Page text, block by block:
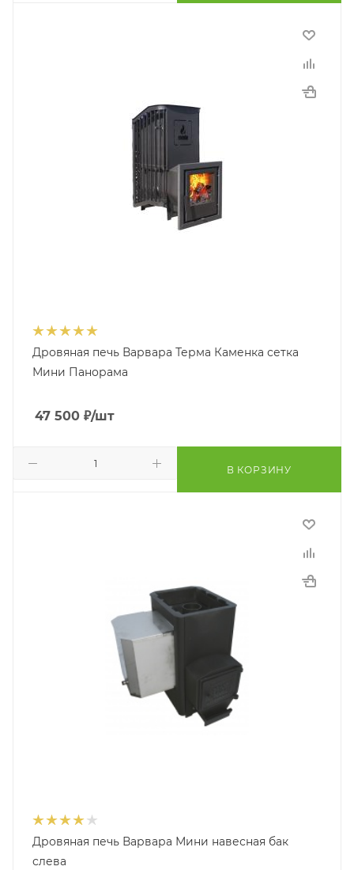
Дровяная печь Варвара Терма Каменка сетка
Мини Панорама
47 500 ₽/шт
В КОРЗИНУ
Дровяная печь Варвара Мини навесная бак
слева